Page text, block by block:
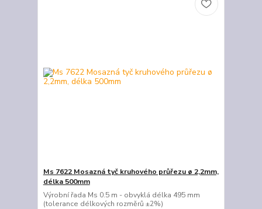
Ms 7622 Mosazná tyč kruhového průřezu ø 2,2mm,
délka 500mm
Výrobní řada Ms 0.5 m - obvyklá délka 495 mm
(tolerance délkových rozměrů ±2%)